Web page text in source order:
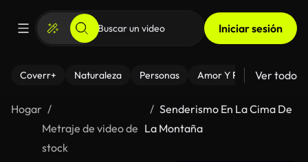
Iniciar sesión
Coverr+ Naturaleza Personas Amor Y Relaciones
Ver todo
Hogar
Metraje de video de
stock
Senderismo En La Cima De
La Montaña